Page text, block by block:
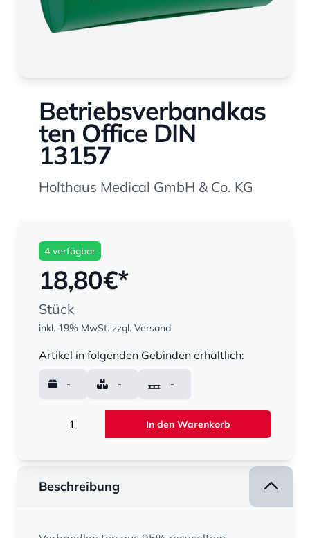
Betriebsverbandkas
ten Office DIN
13157
Holthaus Medical GmbH & Co. KG
4 verfügbar
18,80€*
Stück
inkl. 19% MwSt. zzgl. Versand
Artikel in folgenden Gebinden erhältlich:
- - -
In den Warenkorb
Beschreibung